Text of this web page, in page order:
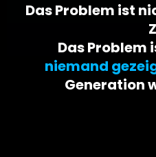
Das Problem ist
Das Problem
niemand
Generation